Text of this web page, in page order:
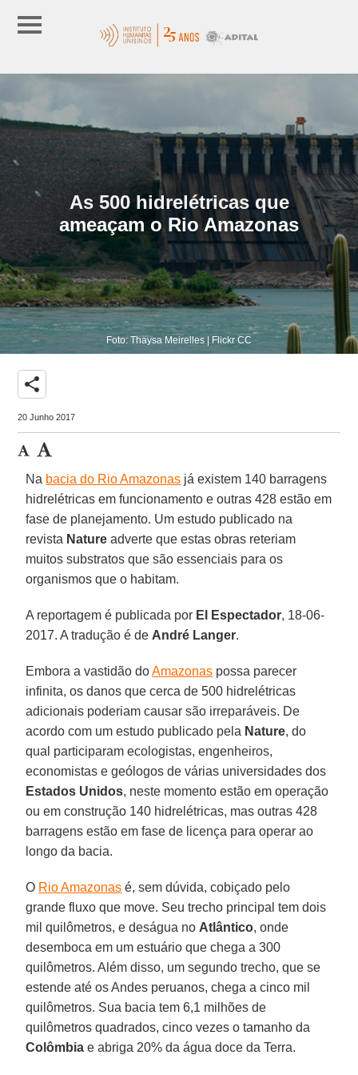
As 500 hidrelétricas que
ameaçam o Rio Amazonas
Foto: Thaysa Meirelles | Flickr CC
share
20 Junho 2017
Na bacia do Rio Amazonas já existem 140 barragens
hidrelétricas em funcionamento e outras 428 estão em
fase de planejamento. Um estudo publicado na
revista Nature adverte que estas obras reteriam
muitos substratos que são essenciais para os
organismos que o habitam.
A reportagem é publicada por El Espectador, 18-06-
2017. A tradução é de André Langer.
Embora a vastidão doAmazonas possa parecer
infinita, os danos que cerca de 500 hidrelétricas
adicionais poderiam causar são irreparáveis. De
acordo com um estudo publicado pela Nature, do
qual participaram ecologistas, engenheiros,
economistas e geólogos de várias universidades dos
Estados Unidos, neste momento estão em operação
ou em construção 140 hidrelétricas, mas outras 428
barragens estão em fase de licença para operar ao
longo da bacia.
O Rio Amazonas é, sem dúvida, cobiçado pelo
grande fluxo que move. Seu trecho principal tem dois
mil quilômetros, e deságua no Atlântico, onde
desemboca em um estuário que chega a 300
quilômetros. Além disso, um segundo trecho, que se
estende até os Andes peruanos, chega a cinco mil
quilômetros. Sua bacia tem 6,1 milhões de
quilômetros quadrados, cinco vezes o tamanho da
Colômbia e abriga 20% da água doce da Terra.